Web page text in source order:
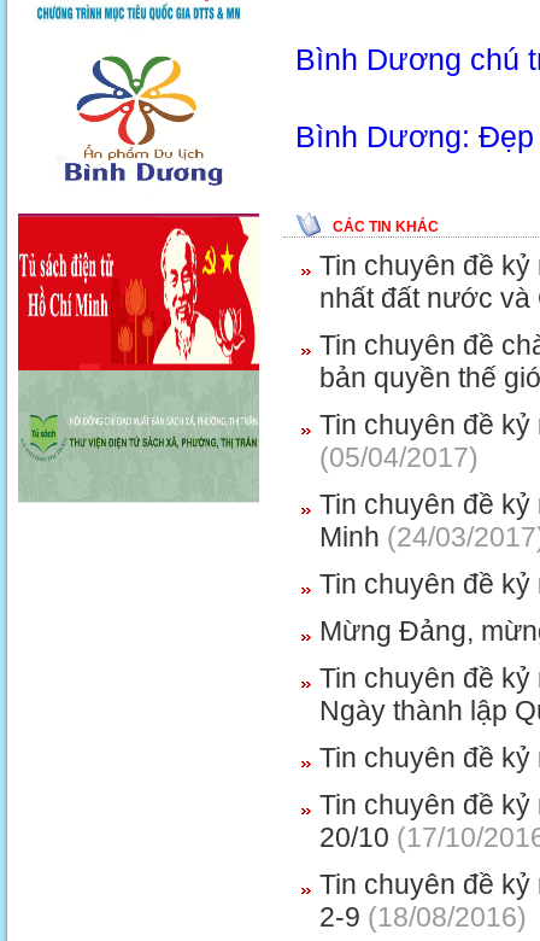
Bình Dương chú
Bình Dương:
CÁC TIN KHÁC
Tin chuyên đề kỷ
nhất đất nước và
Tin chuyên đề
bản quyền thế
Tin chuyên đề
(05/04/2017)
Tin chuyên đề
Minh (24/03/
Tin chuyên đề
Mừng Đảng,
Tin chuyên đề
Ngày thành lập
Tin chuyên đề kỷ
Tin chuyên đề
20/10 (17/10/
Tin chuyên đề
2-9 (18/08/2016)